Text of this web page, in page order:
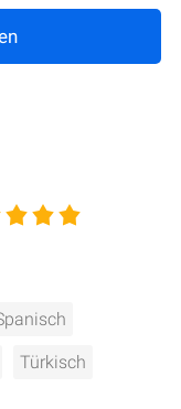
Türkisch